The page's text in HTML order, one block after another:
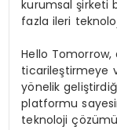
kurumsal şirketi
fazla ileri
Hello
ticarileştirmeye
yönelik
platformu
teknoloji